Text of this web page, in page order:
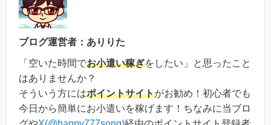
ブログ運営者：ありりた
「空いた時間でお小遣い稼ぎをしたい」と思ったこと
はありませんか？
そういう方にはポイントサイトがお勧め！初心者でも
今日から簡単にお小遣いを稼げます！ちなみに当ブロ